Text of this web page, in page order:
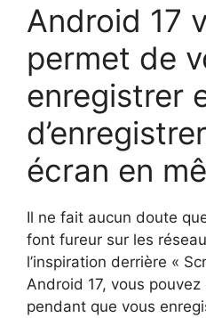
Android 17
permet de
enregistrer
écran en
Il ne fait aucun doute
font fureur sur les
l’inspiration derrière «
Android 17, vous
pendant que vous